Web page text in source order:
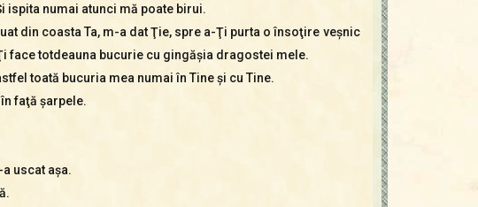
ispita numai atunci mă poate birui.
din coasta Ta, m-a dat Ţie, spre a-Ţi purta o însoţire veşnic
face totdeauna bucurie cu gingăşia dragostei mele.
toată bucuria mea numai în Tine şi cu Tine.
faţă şarpele.
uscat aşa.